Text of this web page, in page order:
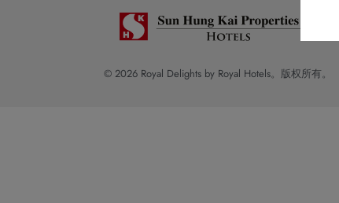
© 2026 Royal Delights by Royal Hotels。版权所有。